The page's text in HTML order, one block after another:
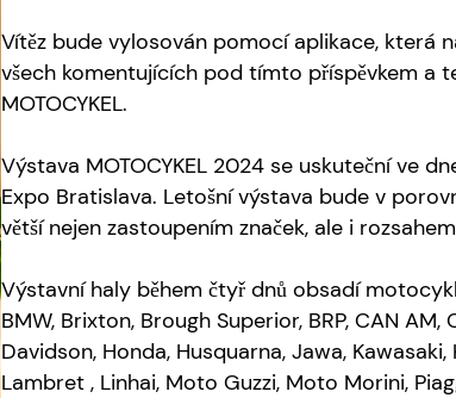
Vítěz bude vylosován pomocí aplikace, která
všech komentujících pod tímto příspěvkem a
MOTOCYKEL.
Výstava MOTOCYKEL 2024 se uskuteční ve
Expo Bratislava. Letošní výstava bude v
větší nejen zastoupením značek, ale i
Výstavní haly během čtyř dnů obsadí
BMW, Brixton, Brough Superior, BRP, CAN
Davidson, Honda, Husquarna, Jawa, Kawasaki,
Lambret , Linhai, Moto Guzzi, Moto Morini,